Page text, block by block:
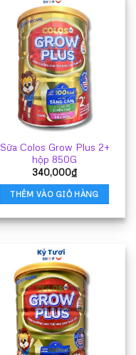
Sữa Colos Grow Plus 2+
hộp 850G
340,000₫
THÊM VÀO GIỎ HÀNG